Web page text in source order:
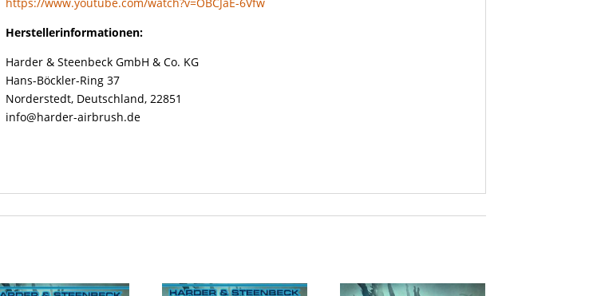
Herstellerinformationen:
Harder & Steenbeck GmbH & Co. KG
Hans-Böckler-Ring 37
Norderstedt, Deutschland, 22851
info@harder-airbrush.de